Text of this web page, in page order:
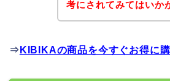
考にされてみてはいか
⇒ KIBIKAの商品を今すぐお得に